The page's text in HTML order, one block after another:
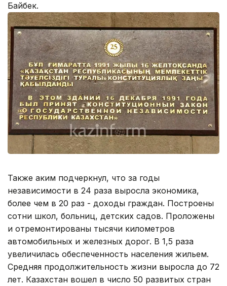
Байбек.
Также аким подчеркнул, что за годы
независимости в 24 раза выросла экономика,
более чем в 20 раз - доходы граждан. Построены
сотни школ, больниц, детских садов. Проложены
и отремонтированы тысячи километров
автомобильных и железных дорог. В 1,5 раза
увеличилась обеспеченность населения жильем.
Средняя продолжительность жизни выросла до 72
лет. Казахстан вошел в число 50 развитых стран